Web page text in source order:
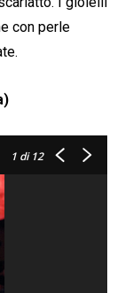
con perle
1 di 12